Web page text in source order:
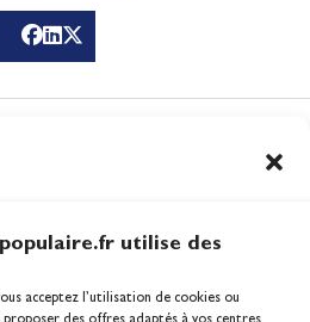
utilise des
acceptez l’utilisation de cookies ou
des offres adaptés à vos centres
Jeux
2028
média